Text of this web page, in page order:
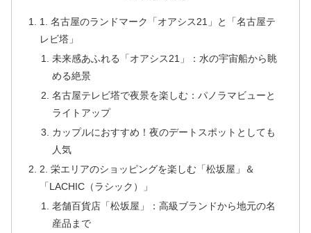
1. 名古屋のランドマーク「オアシス21」と「名古屋テ
レビ塔」
未来感あふれる「オアシス21」：水の宇宙船から眺
める絶景
名古屋テレビ塔で夜景を楽しむ：パノラマビューと
ライトアップ
カップルにおすすめ！夜のデートスポットとしても
人気
2. 栄エリアのショッピングを楽しむ「松坂屋」＆
「LACHIC（ラシック）」
老舗百貨店「松坂屋」：高級ブランドから地元の名
産品まで